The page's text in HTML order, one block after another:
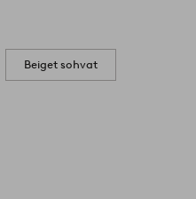
Beiget sohvat